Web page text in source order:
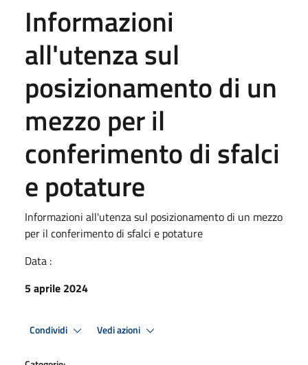
Informazioni
all'utenza sul
posizionamento di un
mezzo per il
conferimento di sfalci
e potature
Informazioni all'utenza sul posizionamento di un mezzo
per il conferimento di sfalci e potature
Data :
5 aprile 2024
Condividi Vedi azioni